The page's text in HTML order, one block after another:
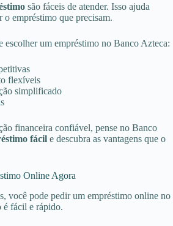
são fáceis de atender. Isso ajuda
o empréstimo que precisam.
escolher um empréstimo no Banco Azteca:
flexíveis
simplificado
financeira confiável, pense no Banco
fácil e descubra as vantagens que o
Online Agora
você pode pedir um empréstimo online no
é fácil e rápido.